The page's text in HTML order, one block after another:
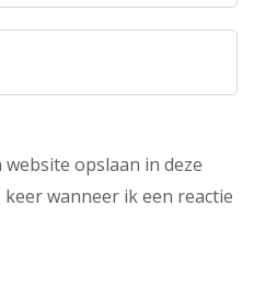
opslaan in deze
wanneer ik een reactie